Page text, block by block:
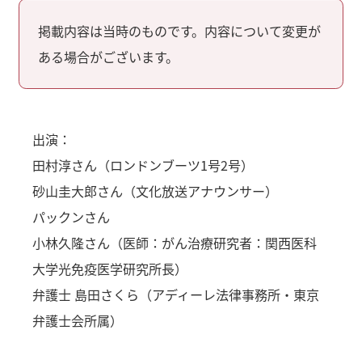
掲載内容は当時のものです。内容について変更が
ある場合がございます。
出演：
田村淳さん（ロンドンブーツ1号2号）
砂山圭大郎さん（文化放送アナウンサー）
パックンさん
小林久隆さん（医師：がん治療研究者：関西医科
大学光免疫医学研究所長）
弁護士 島田さくら（アディーレ法律事務所・東京
弁護士会所属）